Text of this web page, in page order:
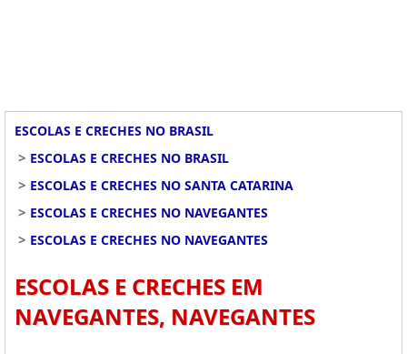
ESCOLAS E CRECHES NO BRASIL
> ESCOLAS E CRECHES NO BRASIL
> ESCOLAS E CRECHES NO SANTA CATARINA
> ESCOLAS E CRECHES NO NAVEGANTES
> ESCOLAS E CRECHES NO NAVEGANTES
ESCOLAS E CRECHES EM
NAVEGANTES, NAVEGANTES